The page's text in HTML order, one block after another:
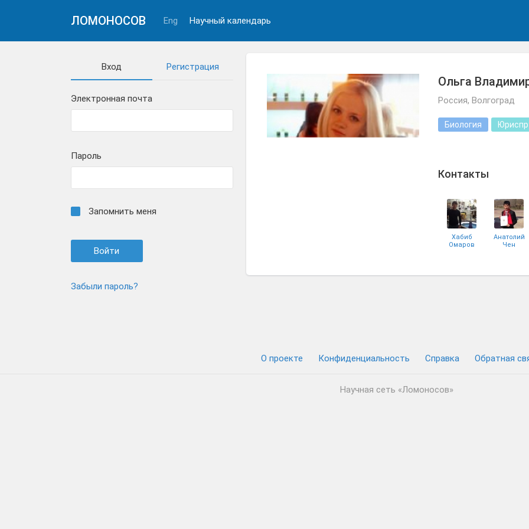
ЛОМОНОСОВ Eng Научный календарь
Вход Регистрация
Электронная почта
Пароль
Запомнить меня
Забыли пароль?
Ольга
Россия, Волгоград
Биология
Контакты
Хабиб
Омаров
Анатолий
Чен
О проекте Конфиденциальность Cправка Обратная
Научная сеть «Ломоносов»